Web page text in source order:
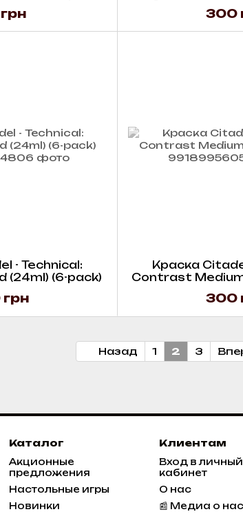
300
- Technical:
(24ml) (6-pack)
Краска
Contrast
300
Назад 1 2 3
Каталог
Акционные
предложения
Настольные игры
Новинки
Клиентам
Вход в личный
кабинет
О нас
📰 Медиа о нас